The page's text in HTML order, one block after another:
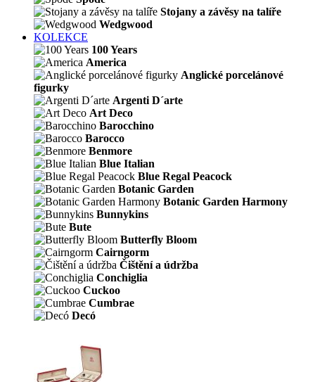
Stojany a závěsy na talíře
Wedgwood
KOLEKCE
100 Years
America
Anglické porcelánové
figurky
Argenti D´arte
Art Deco
Barocchino
Barocco
Benmore
Blue Italian
Blue Regal Peacock
Botanic Garden
Botanic Garden Harmony
Bunnykins
Bute
Butterfly Bloom
Cairngorm
Čištění a údržba
Conchiglia
Cuckoo
Cumbrae
Decó